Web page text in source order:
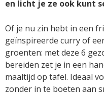
en licht je ze ook kunt
Of je nu zin hebt in een
geïnspireerde curry of
groenten: met deze 6
bereiden zet je in een
maaltijd op tafel. Ideaal
zonder in te boeten aan